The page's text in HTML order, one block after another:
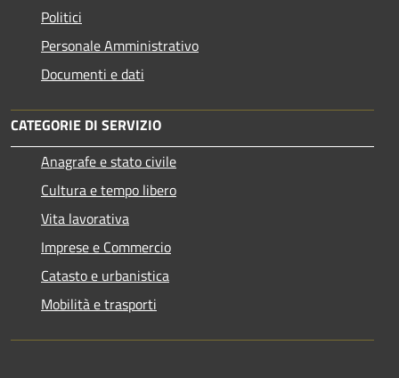
Politici
Personale Amministrativo
Documenti e dati
CATEGORIE DI SERVIZIO
Anagrafe e stato civile
Cultura e tempo libero
Vita lavorativa
Imprese e Commercio
Catasto e urbanistica
Mobilità e trasporti